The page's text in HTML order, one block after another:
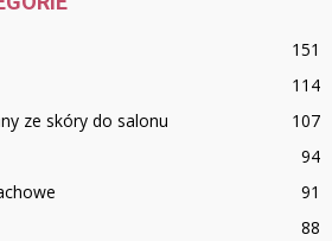
151
114
ze skóry do salonu
107
94
91
88